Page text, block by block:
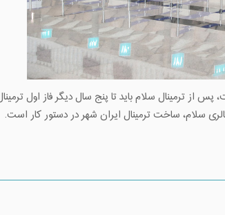
ترمینال سلام باید تا پنج سال دیگر فاز اول